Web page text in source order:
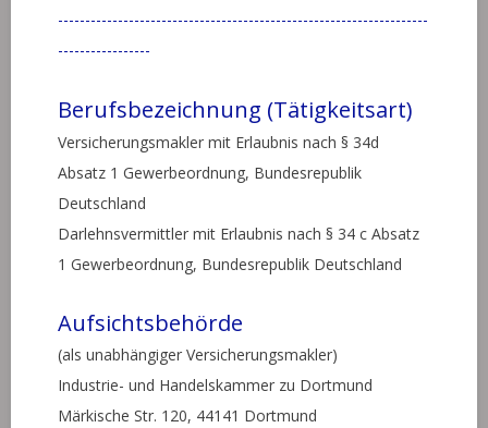
--------------------------------------------------------------------
-----------------
Berufsbezeichnung (Tätigkeitsart)
Versicherungsmakler mit Erlaubnis nach § 34d
Absatz 1 Gewerbeordnung, Bundesrepublik
Deutschland
Darlehnsvermittler mit Erlaubnis nach § 34 c Absatz
1 Gewerbeordnung, Bundesrepublik Deutschland
Aufsichtsbehörde
(als unabhängiger Versicherungsmakler)
Industrie- und Handelskammer zu Dortmund
Märkische Str. 120, 44141 Dortmund